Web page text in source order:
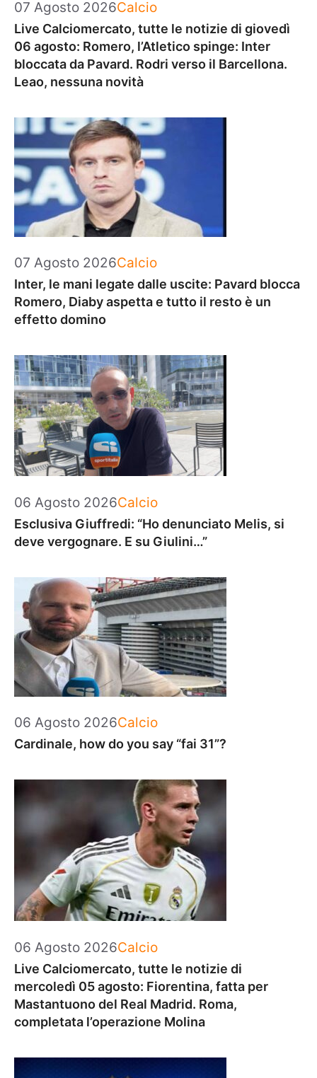
07 Agosto 2026Categorie
Calcio
Live Calciomercato, tutte le notizie di giovedì
06 agosto: Romero, l’Atletico spinge: Inter
bloccata da Pavard. Rodri verso il Barcellona.
Leao, nessuna novità
07 Agosto 2026Categorie
Calcio
Inter, le mani legate dalle uscite: Pavard blocca
Romero, Diaby aspetta e tutto il resto è un
effetto domino
06 Agosto 2026Categorie
Calcio
Esclusiva Giuffredi: “Ho denunciato Melis, si
deve vergognare. E su Giulini…”
06 Agosto 2026Categorie
Calcio
Cardinale, how do you say “fai 31”?
06 Agosto 2026Categorie
Calcio
Live Calciomercato, tutte le notizie di
mercoledì 05 agosto: Fiorentina, fatta per
Mastantuono del Real Madrid. Roma,
completata l’operazione Molina